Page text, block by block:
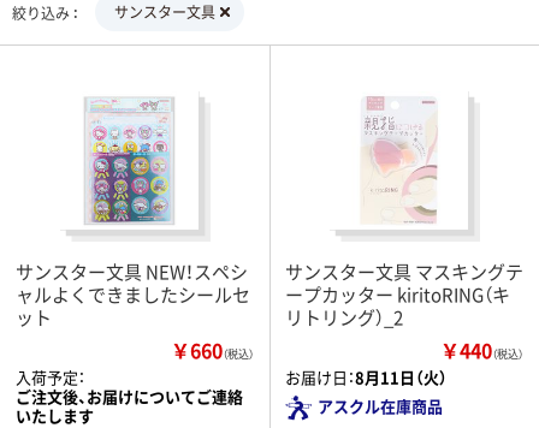
絞り込み サンスター文具
サンスター文具 NEW！スペシ
ャルよくできましたシールセ
ット
￥660（税込）
入荷予定：
ご注文後、お届けについてご連絡
いたします
サンスター文具 マスキングテ
ープカッター kiritoRING（キ
リトリング）_2
￥440（税込）
お届け日：8月11日（火）
アスクル在庫商品